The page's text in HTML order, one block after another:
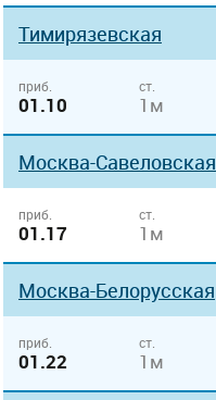
Тимирязевская
приб.
01.10
ст.
1м
Москва-Савеловская
приб.
01.17
ст.
1м
Москва-Белорусская
приб.
01.22
ст.
1м